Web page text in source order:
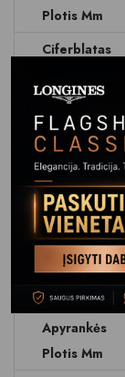
Plotis Mm
Ciferblatas
Ciferblato
Spalva
Data
Stikliukas
Atsparumas
Vandeniui
Apyrankė
Dirželis
Apyrankės
Plotis Mm